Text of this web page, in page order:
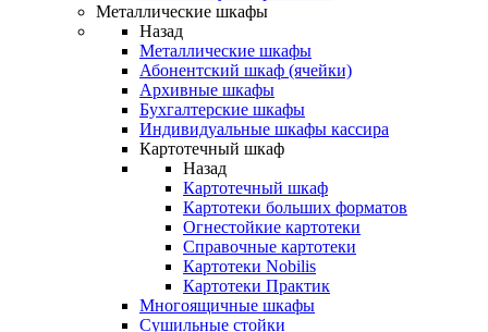
Металлические шкафы
Назад
Металлические шкафы
Абонентский шкаф (ячейки)
Архивные шкафы
Бухгалтерские шкафы
Индивидуальные шкафы кассира
Картотечный шкаф
Назад
Картотечный шкаф
Картотеки больших форматов
Огнестойкие картотеки
Справочные картотеки
Картотеки Nobilis
Картотеки Практик
Многоящичные шкафы
Сушильные стойки